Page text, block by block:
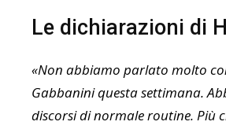
Le dichiarazioni di
«Non abbiamo parlato molto
Gabbanini questa settimana.
discorsi di normale routine. Più